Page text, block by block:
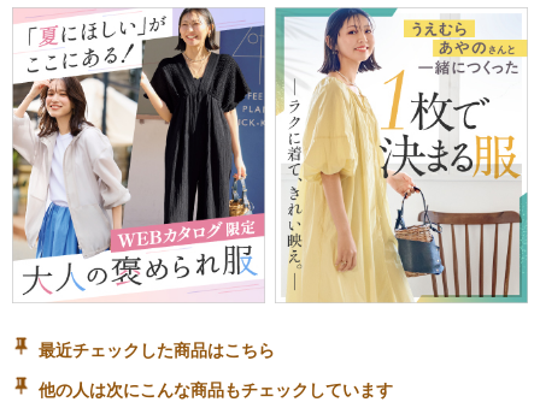
最近チェックした商品はこちら
他の人は次にこんな商品もチェックしています